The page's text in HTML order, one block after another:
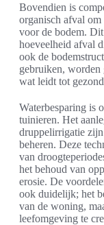
Bovendien is
organisch afval
voor de bodem.
hoeveelheid afval
ook de
gebruiken, worden
wat leidt tot
Waterbesparing is
tuinieren. Het
druppelirrigatie
beheren. Deze
van
het behoud van
erosie. De
ook duidelijk; het
van de woning,
leefomgeving te